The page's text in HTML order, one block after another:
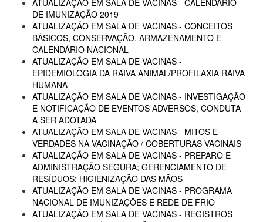
ATUALIZAÇÃO EM SALA DE VACINAS - CALENDÁRIO
DE IMUNIZAÇÃO 2019
ATUALIZAÇÃO EM SALA DE VACINAS - CONCEITOS
BÁSICOS, CONSERVAÇÃO, ARMAZENAMENTO E
CALENDÁRIO NACIONAL
ATUALIZAÇÃO EM SALA DE VACINAS -
EPIDEMIOLOGIA DA RAIVA ANIMAL/PROFILAXIA RAIVA
HUMANA
ATUALIZAÇÃO EM SALA DE VACINAS - INVESTIGAÇÃO
E NOTIFICAÇÃO DE EVENTOS ADVERSOS, CONDUTA
A SER ADOTADA
ATUALIZAÇÃO EM SALA DE VACINAS - MITOS E
VERDADES NA VACINAÇÃO / COBERTURAS VACINAIS
ATUALIZAÇÃO EM SALA DE VACINAS - PREPARO E
ADMINISTRAÇÃO SEGURA; GERENCIAMENTO DE
RESÍDUOS; HIGIENIZAÇÃO DAS MÃOS
ATUALIZAÇÃO EM SALA DE VACINAS - PROGRAMA
NACIONAL DE IMUNIZAÇÕES E REDE DE FRIO
ATUALIZAÇÃO EM SALA DE VACINAS - REGISTROS